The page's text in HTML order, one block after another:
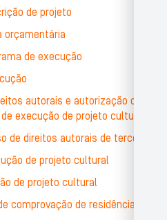
de projeto
orçamentária
de execução
autorais e autorização de
execução de projeto cultural
de direitos autorais de terceiros
de projeto cultural
de projeto cultural
comprovação de residência